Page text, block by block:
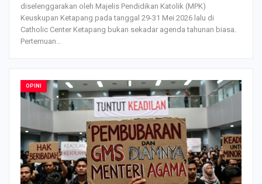
diselenggarakan oleh Majelis Pendidikan Katolik (MPK)
Keuskupan Ketapang pada tanggal 29-31 Mei 2026 lalu di
Catholic Center Ketapang bukan sekadar agenda tahunan biasa.
Pertemuan…
OPINI